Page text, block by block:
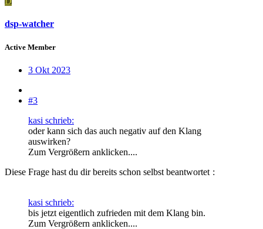
dsp-watcher
Active Member
3 Okt 2023
#3
kasi schrieb:
oder kann sich das auch negativ auf den Klang
auswirken?
Zum Vergrößern anklicken....
Diese Frage hast du dir bereits schon selbst beantwortet :
kasi schrieb:
bis jetzt eigentlich zufrieden mit dem Klang bin.
Zum Vergrößern anklicken....